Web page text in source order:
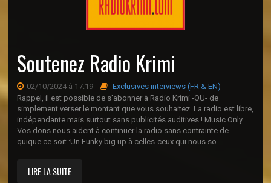
Soutenez Radio Krimi
02/10/2024 à 17:19
Exclusives interviews (FR & EN)
Rappel, il est possible de s'abonner à Radio Krimi -OU- de
simplement verser le montant que vous souhaitez. La radio est libre,
indépendante mais surtout sans publicités auditives ! Music Only.
Vos dons nous aident à continuer la radio sans contrainte de
quique ce soit :Un Funky big up à celles-ceux qui nous so ...
LIRE LA SUITE